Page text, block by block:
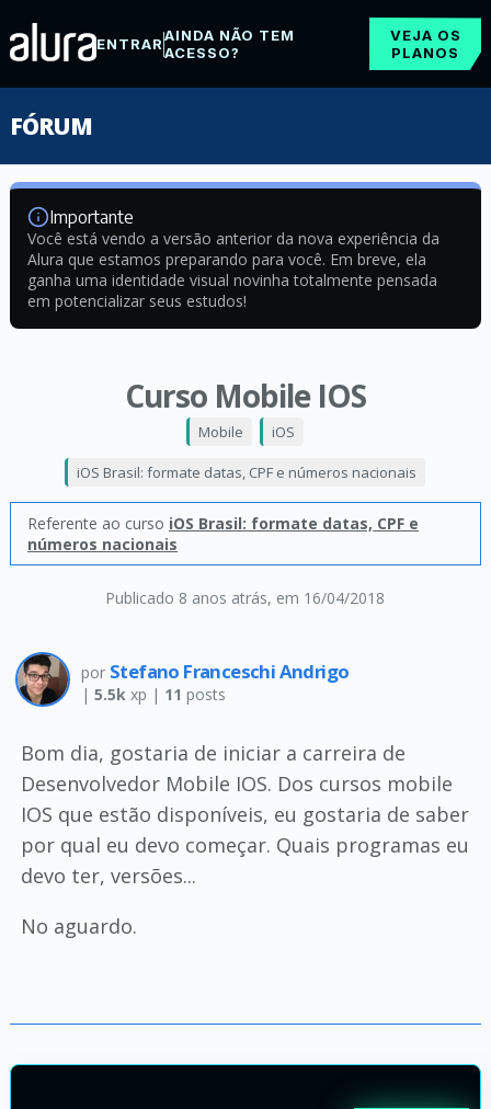
ENTRARAINDA NÃO TEM
ACESSO?
VEJA OS
PLANOS
FÓRUM
Importante
Você está vendo a versão anterior da nova experiência da
Alura que estamos preparando para você. Em breve, ela
ganha uma identidade visual novinha totalmente pensada
em potencializar seus estudos!
Curso Mobile IOS
Publicado 8 anos atrás, em 16/04/2018
Mobile iOS
iOS Brasil: formate datas, CPF e números nacionais
Referente ao curso iOS Brasil: formate datas, CPF e
números nacionais
por Stefano Franceschi Andrigo
| 5.5kxp | 11 posts
Bom dia, gostaria de iniciar a carreira de
Desenvolvedor Mobile IOS. Dos cursos mobile
IOS que estão disponíveis, eu gostaria de saber
por qual eu devo começar. Quais programas eu
devo ter, versões...
No aguardo.